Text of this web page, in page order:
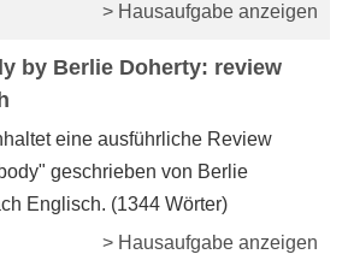
> Hausaufgabe anzeigen
by Berlie Doherty: review
eine ausführliche Review
geschrieben von Berlie
Englisch. (1344 Wörter)
> Hausaufgabe anzeigen